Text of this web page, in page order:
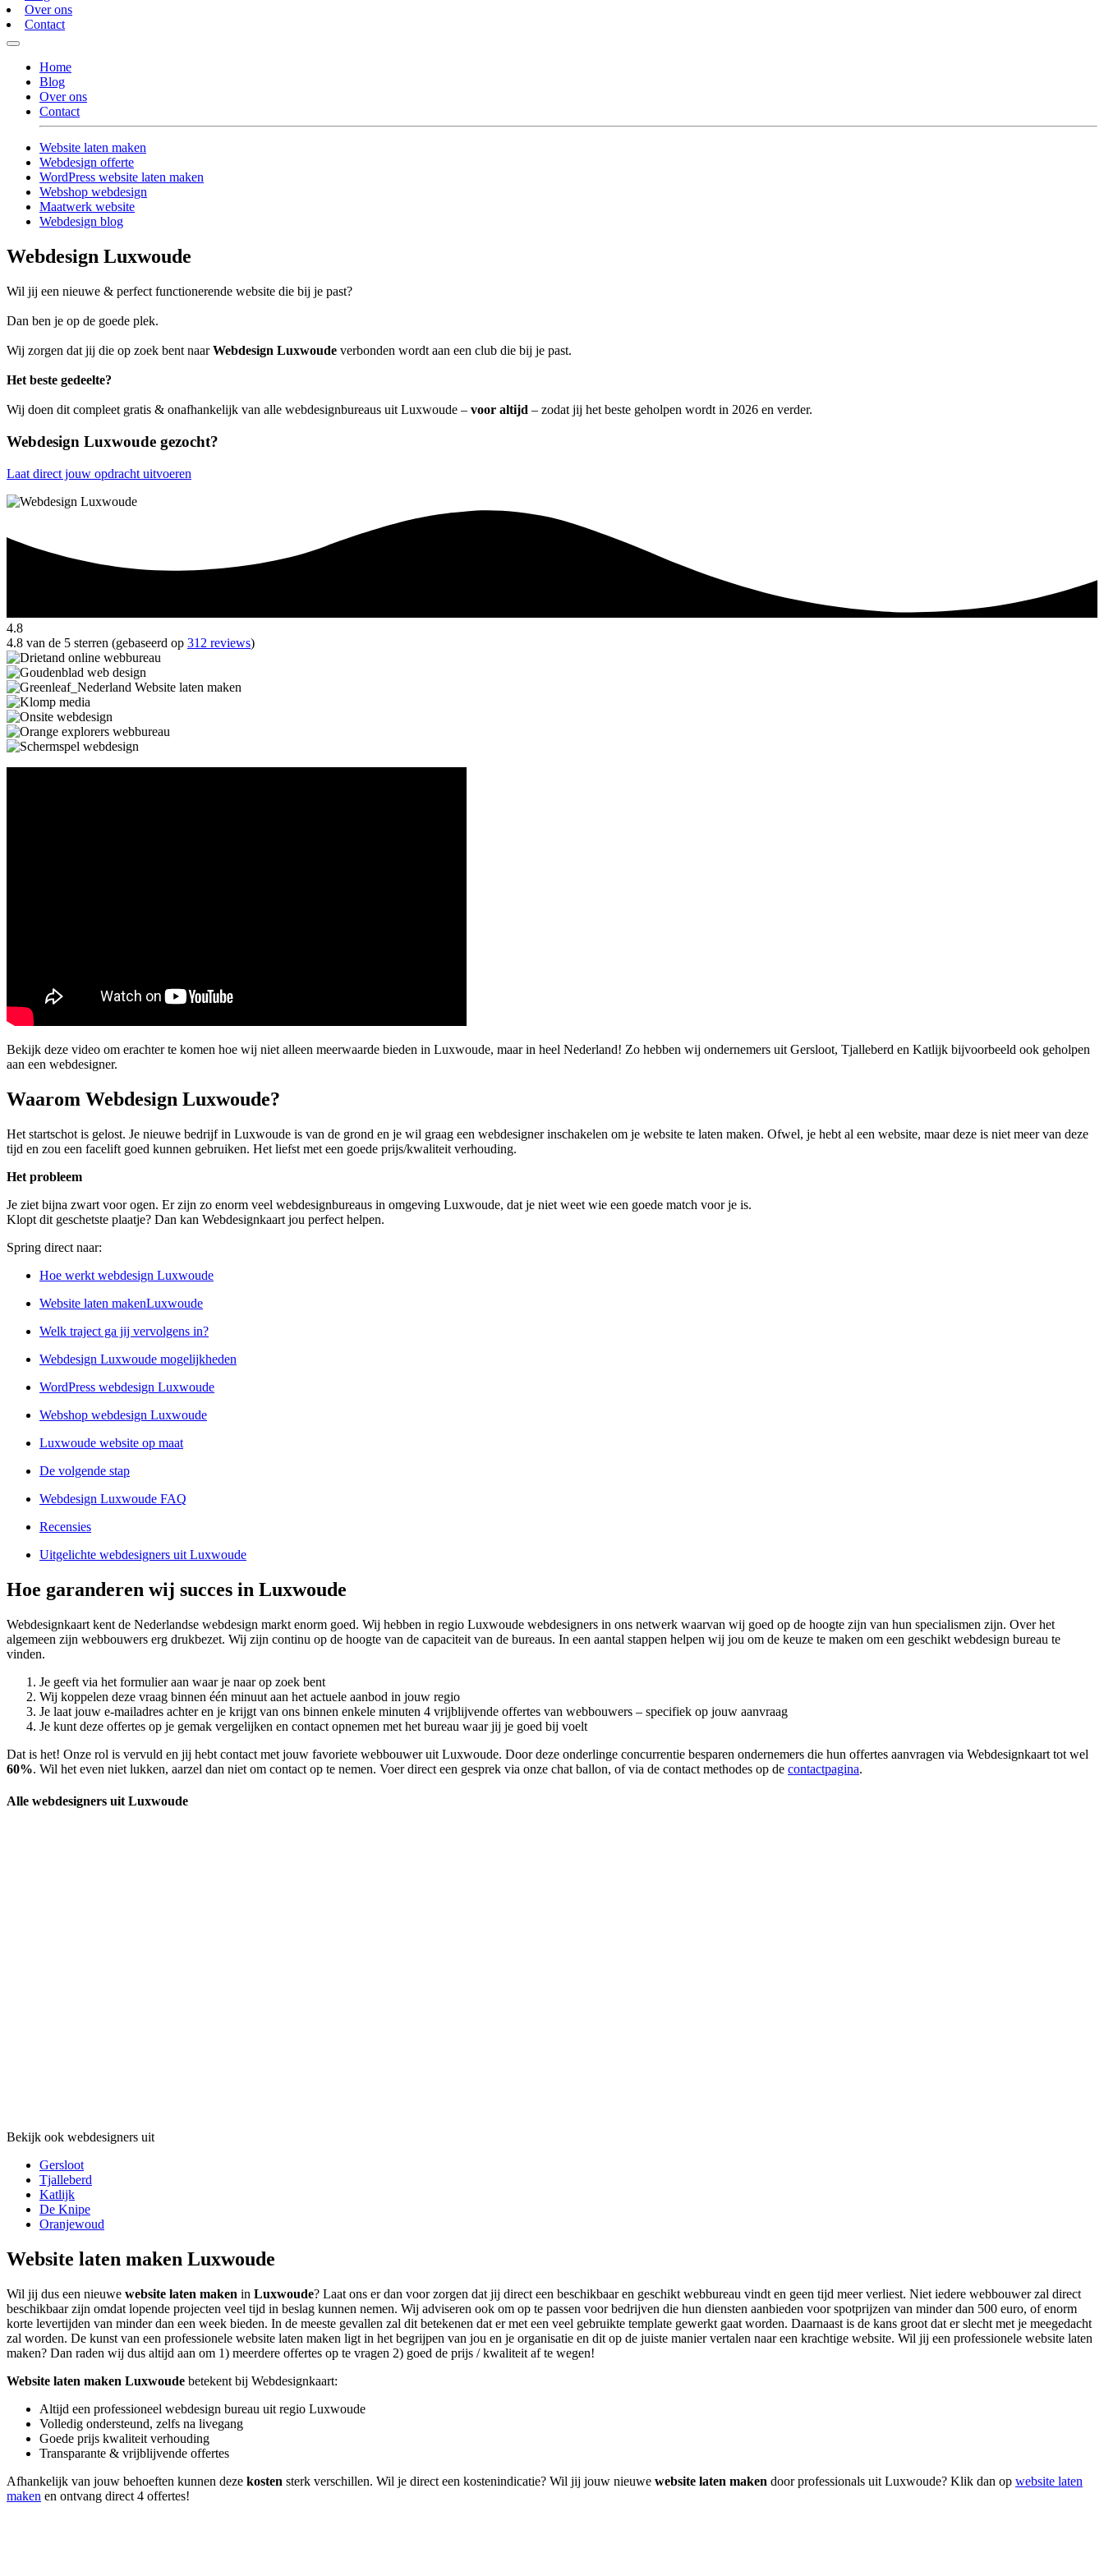
Over ons
Contact
Home
Blog
Over ons
Contact
Website laten maken
Webdesign offerte
WordPress website laten maken
Webshop webdesign
Maatwerk website
Webdesign blog
Webdesign Luxwoude
Wil jij een nieuwe & perfect functionerende website die bij je past?
Dan ben je op de goede plek.
Wij zorgen dat jij die op zoek bent naarWebdesign Luxwoude verbonden wordt aan een club die bij je past.
Het beste gedeelte?
Wij doen dit compleet gratis & onafhankelijk van alle webdesignbureaus uit Luxwoude – voor altijd – zodat jij het beste geholpen wordt in 2026 en verder.
Webdesign Luxwoude gezocht?
Laat direct jouw opdracht uitvoeren
4.8
4.8 van de 5 sterren (gebaseerd op 312 reviews)
Bekijk deze video om erachter te komen hoe wij niet alleen meerwaarde bieden in Luxwoude, maar in heel Nederland! Zo hebben wij ondernemers uit Gersloot, Tjalleberd en Katlijk bijvoorbeeld ook geholpen
aan een webdesigner.
Waarom Webdesign Luxwoude?
Het startschot is gelost. Je nieuwe bedrijf in Luxwoude is van de grond en je wil graag een webdesigner inschakelen om je website te laten maken. Ofwel, je hebt al een website, maar deze is niet meer van deze
tijd en zou een facelift goed kunnen gebruiken. Het liefst met een goede prijs/kwaliteit verhouding.
Het probleem
Je ziet bijna zwart voor ogen. Er zijn zo enorm veel webdesignbureaus in omgeving Luxwoude, dat je niet weet wie een goede match voor je is.
Klopt dit geschetste plaatje? Dan kan Webdesignkaart jou perfect helpen.
Spring direct naar:
Hoe werkt webdesign Luxwoude
Website laten makenLuxwoude
Welk traject ga jij vervolgens in?
Webdesign Luxwoude mogelijkheden
WordPress webdesign Luxwoude
Webshop webdesign Luxwoude
Luxwoude website op maat
De volgende stap
Webdesign Luxwoude FAQ
Recensies
Uitgelichte webdesigners uit Luxwoude
Hoe garanderen wij succes in Luxwoude
Webdesignkaart kent de Nederlandse webdesign markt enorm goed. Wij hebben in regio Luxwoude webdesigners in ons netwerk waarvan wij goed op de hoogte zijn van hun specialismen zijn. Over het
algemeen zijn webbouwers erg drukbezet. Wij zijn continu op de hoogte van de capaciteit van de bureaus. In een aantal stappen helpen wij jou om de keuze te maken om een geschikt webdesign bureau te
vinden.
Je geeft via het formulier aan waar je naar op zoek bent
Wij koppelen deze vraag binnen één minuut aan het actuele aanbod in jouw regio
Je laat jouw e-mailadres achter en je krijgt van ons binnen enkele minuten 4 vrijblijvende offertes van webbouwers – specifiek op jouw aanvraag
Je kunt deze offertes op je gemak vergelijken en contact opnemen met het bureau waar jij je goed bij voelt
Dat is het! Onze rol is vervuld en jij hebt contact met jouw favoriete webbouwer uit Luxwoude. Door deze onderlinge concurrentie besparen ondernemers die hun offertes aanvragen via Webdesignkaart tot wel
60%. Wil het even niet lukken, aarzel dan niet om contact op te nemen. Voer direct een gesprek via onze chat ballon, of via de contact methodes op de contactpagina.
Alle webdesigners uit Luxwoude
Bekijk ook webdesigners uit
Gersloot
Tjalleberd
Katlijk
De Knipe
Oranjewoud
Website laten maken Luxwoude
Wil jij dus een nieuwe website laten maken in Luxwoude? Laat ons er dan voor zorgen dat jij direct een beschikbaar en geschikt webbureau vindt en geen tijd meer verliest. Niet iedere webbouwer zal direct
beschikbaar zijn omdat lopende projecten veel tijd in beslag kunnen nemen. Wij adviseren ook om op te passen voor bedrijven die hun diensten aanbieden voor spotprijzen van minder dan 500 euro, of enorm
korte levertijden van minder dan een week bieden. In de meeste gevallen zal dit betekenen dat er met een veel gebruikte template gewerkt gaat worden. Daarnaast is de kans groot dat er slecht met je meegedacht
zal worden. De kunst van een professionele website laten maken ligt in het begrijpen van jou en je organisatie en dit op de juiste manier vertalen naar een krachtige website. Wil jij een professionele website laten
maken? Dan raden wij dus altijd aan om 1) meerdere offertes op te vragen 2) goed de prijs / kwaliteit af te wegen!
Website laten maken Luxwoude betekent bij Webdesignkaart:
Altijd een professioneel webdesign bureau uit regio Luxwoude
Volledig ondersteund, zelfs na livegang
Goede prijs kwaliteit verhouding
Transparante & vrijblijvende offertes
Afhankelijk van jouw behoeften kunnen deze kosten sterk verschillen. Wil je direct een kostenindicatie? Wil jij jouw nieuwe website laten maken door professionals uit Luxwoude? Klik dan op website laten
maken en ontvang direct 4 offertes!